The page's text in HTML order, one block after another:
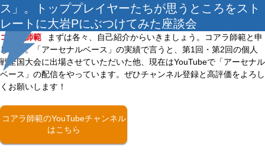
ス」。トッププレイヤーたちが思うところをスト
レートに大岩Pにぶつけてみた座談会
コアラ師範
まずは各々、自己紹介からいきましょう。コアラ師範と申
します。「アーセナルベース」の実績で言うと、第1回・第2回の個人
戦全国大会に出場させていただいた他、現在はYouTubeで「アーセナル
ベース」の配信をやっています。ぜひチャンネル登録と高評価をよろし
くお願いします！
コアラ師範のYouTubeチャンネル
はこちら